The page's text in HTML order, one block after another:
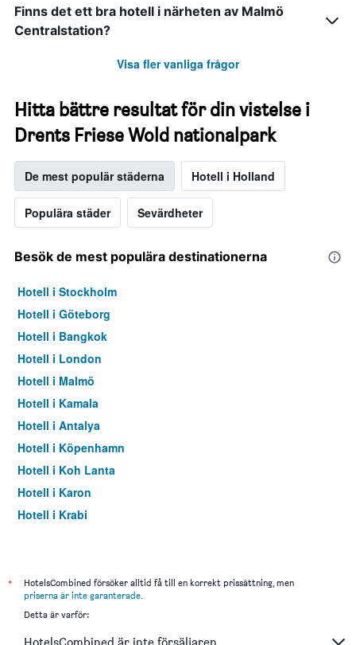
Finns det ett bra hotell i närheten av Malmö
Centralstation?
Visa fler vanliga frågor
Hitta bättre resultat för din vistelse i
Drents Friese Wold nationalpark
De mest populär städerna Hotell i Holland
Populära städer Sevärdheter
Besök de mest populära destinationerna
Hotell i Stockholm
Hotell i Göteborg
Hotell i Bangkok
Hotell i London
Hotell i Malmö
Hotell i Kamala
Hotell i Antalya
Hotell i Köpenhamn
Hotell i Koh Lanta
Hotell i Karon
Hotell i Krabi
Hotell i Karlstad
Hotell i Patong
*
HotelsCombined försöker alltid få till en korrekt prissättning, men
priserna är inte garanterade.
Detta är varför:
HotelsCombined är inte försäljaren